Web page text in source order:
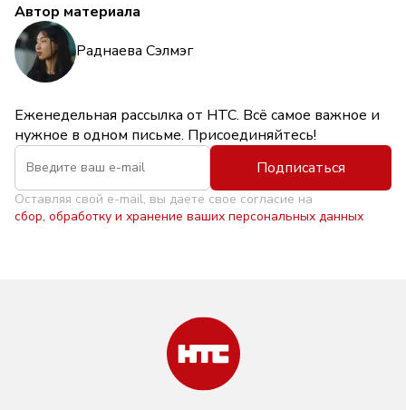
Автор материала
Раднаева Сэлмэг
Еженедельная рассылка от НТС. Всё самое важное и
нужное в одном письме. Присоединяйтесь!
Подписаться
Оставляя свой e-mail, вы даете свое согласие на
сбор, обработку и хранение ваших персональных данных